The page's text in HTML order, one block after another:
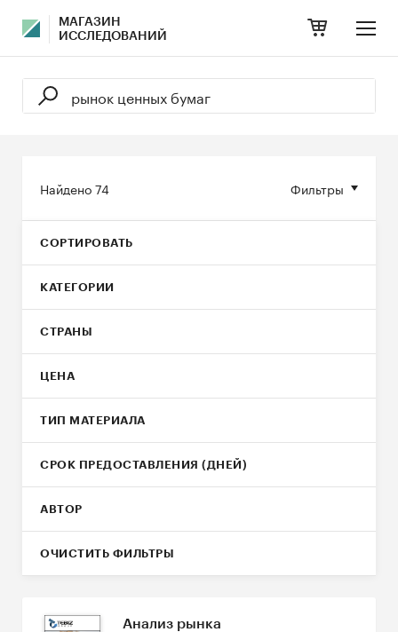
МАГАЗИН
ИССЛЕДОВАНИЙ
Фильтры
Найдено74
СОРТИРОВАТЬ
КАТЕГОРИИ
СТРАНЫ
ЦЕНА
ТИП МАТЕРИАЛА
СРОК ПРЕДОСТАВЛЕНИЯ (ДНЕЙ)
АВТОР
ОЧИСТИТЬ ФИЛЬТРЫ
Анализ рынка